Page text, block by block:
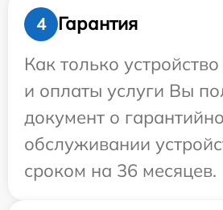
4
Гарантия
Как только
и оплаты услуги Вы
документ о
обслуживании
сроком на 36 месяцев.